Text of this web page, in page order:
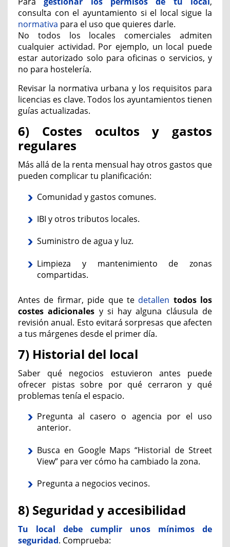
consulta con el ayuntamiento si el local sigue la
normativa para el uso que quieres darle.
No todos los locales comerciales admiten
cualquier actividad. Por ejemplo, un local puede
estar autorizado solo para oficinas o servicios, y
no para hostelería.
Revisar la normativa urbana y los requisitos para
licencias es clave. Todos los ayuntamientos tienen
guías actualizadas.
6) Costes ocultos y gastos
regulares
Más allá de la renta mensual hay otros gastos que
pueden complicar tu planificación:
Comunidad y gastos comunes.
IBI y otros tributos locales.
Suministro de agua y luz.
Limpieza y mantenimiento de zonas
compartidas.
Antes de firmar, pide que te detallen todos los
costes adicionales y si hay alguna cláusula de
revisión anual. Esto evitará sorpresas que afecten
a tus márgenes desde el primer día.
7) Historial del local
Saber qué negocios estuvieron antes puede
ofrecer pistas sobre por qué cerraron y qué
problemas tenía el espacio.
Pregunta al casero o agencia por el uso
anterior.
Busca en Google Maps “Historial de Street
View” para ver cómo ha cambiado la zona.
Pregunta a negocios vecinos.
8) Seguridad y accesibilidad
Tu local debe cumplir unos mínimos de
seguridad. Comprueba: